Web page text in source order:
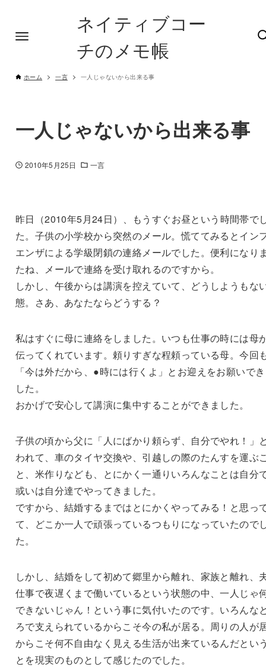
ネイティブコー
チのメモ帳
ホーム 一言 一人じゃないから出来る事
一人じゃないから出来る事
2010年5月25日 一言
昨日（2010年5月24日）、もうすぐお昼という時間帯で
た。子供の小学校から突然のメール。慌ててみるとイン
エンザによる学級閉鎖の連絡メールでした。便利になり
たね、メールで連絡を受け取れるのですから。
しかし、午後からは講演を控えていて、どうしようもな
態。さあ、あなたならどうする？
私はすぐに母に連絡をしました。いつも仕事の時には母
伝ってくれています。頼りすぎな程頼っている母。今回
「今は外だから、●時には行くよ」とお迎えをお願いで
した。
おかげで安心して講演に集中することができました。
子供の頃から父に「人にばかり頼らず、自分でやれ！」
われて、車のタイヤ交換や、引越しの際のたんすを運ぶ
と、米作りなども、とにかく一通りいろんなことは自分
或いは自分達でやってきました。
ですから、結婚するまではとにかくやってみる！と思っ
て、どこか一人で頑張っているつもりになっていたので
た。
しかし、結婚をして初めて郷里から離れ、家族と離れ、
仕事で夜遅くまで働いているという状態の中、一人じゃ
できないじゃん！という事に気付いたのです。いろんな
ろで支えられているからこそ今の私が居る。周りの人が
からこそ何不自由なく見える生活が出来ているんだとい
とを現実のものとして感じたのでした。